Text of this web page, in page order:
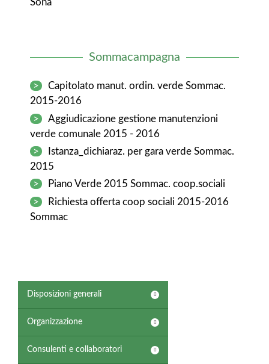
Disposizioni generali
Organizzazione
Consulenti e collaboratori
Sommacampagna
>
Capitolato manut. ordin. verde Sommac.
2015-2016
>
Aggiudicazione gestione manutenzioni
verde comunale 2015 - 2016
>
Istanza_dichiaraz. per gara verde Sommac.
2015
>
Piano Verde 2015 Sommac. coop.sociali
>
Richiesta offerta coop sociali 2015-2016
Sommac